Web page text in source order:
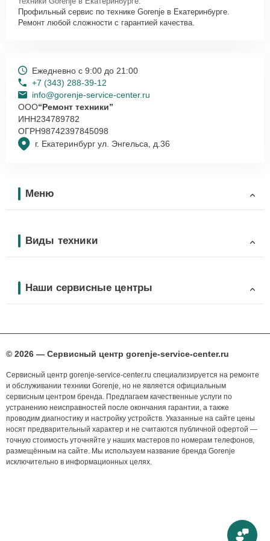
Профильный сервис по технике Gorenje в Екатеринбурге.
Ремонт любой сложности с гарантией качества.
г. Екатеринбург ул. Энгельса, д.36
Ежедневно с 9:00 до 21:00
+7 (343) 288-39-12
info@gorenje-service-center.ru
ООО“Ремонт техники”
ИНН234789782
ОГРН98742397845098
Меню
Виды техники
Наши сервисные центры
© 2026 — Сервисный центр gorenje-service-center.ru
Сервисный центр gorenje-service-center.ru специализируется на ремонте
и обслуживании техники Gorenje, но не является официальным
сервисным центром бренда. Предлагаем качественные услуги по
устранению неисправностей после окончания гарантии, а также
проводим диагностику и настройку устройств. Указанные на сайте цены
носят предварительный характер и не считаются публичной офертой —
точную стоимость уточняйте у наших мастеров по номерам телефонов,
размещённым на сайте. Мы используем название бренда Gorenje
исключительно в информационных целях.